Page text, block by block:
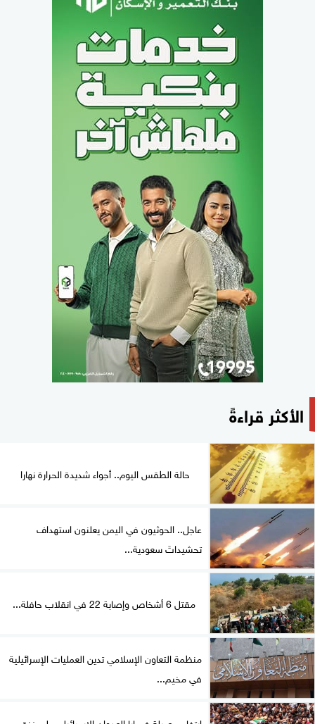
الأكثر قراءةً
حالة الطقس اليوم.. أجواء شديدة الحرارة نهارا
عاجل.. الحوثيون في اليمن يعلنون استهداف
تحشيداتَ سعودية...
مقتل 6 أشخاص وإصابة 22 في انقلاب حافلة...
منظمة التعاون الإسلامي تدين العمليات الإسرائيلية
في مخيم...